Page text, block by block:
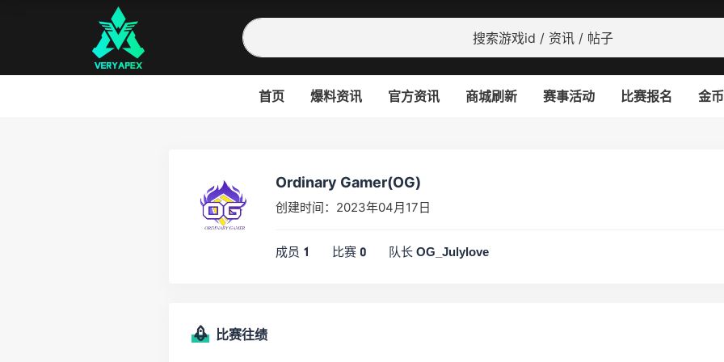
首页 爆料资讯 官方资讯 商城刷新 赛事活动 比赛报名 金
Ordinary Gamer(OG)
创建时间：2023年04月17日
成员 1 比赛 0 队长 OG_Julylove
比赛往绩